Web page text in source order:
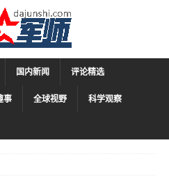
国内新闻 评论精选
事 全球视野 科学观察